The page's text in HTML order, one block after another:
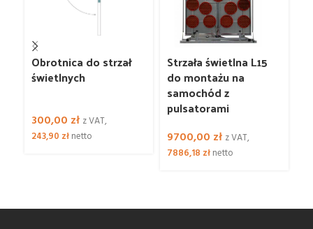
Obrotnica do strzał
świetlnych
300,00 zł z VAT,
243,90 złnetto
Strzała świetlna L15
do montażu na
samochód z
pulsatorami
9700,00 zł z VAT,
7886,18 złnetto